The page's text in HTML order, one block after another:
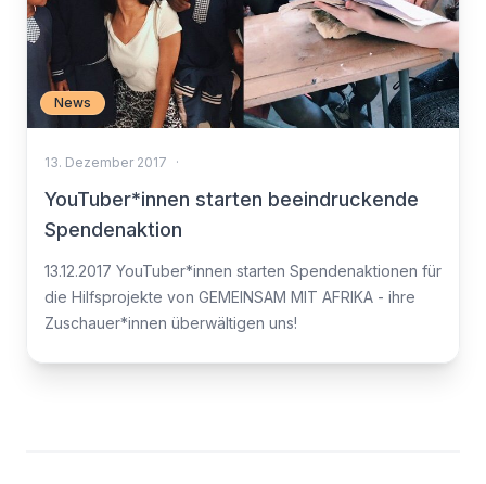
News
13. Dezember 2017 ·
YouTuber*innen starten beeindruckende
Spendenaktion
13.12.2017 YouTuber*innen starten Spendenaktionen für
die Hilfsprojekte von GEMEINSAM MIT AFRIKA - ihre
Zuschauer*innen überwältigen uns!